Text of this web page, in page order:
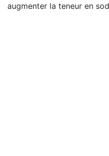
augmenter la teneur en